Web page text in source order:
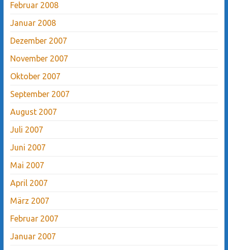
Februar 2008
Januar 2008
Dezember 2007
November 2007
Oktober 2007
September 2007
August 2007
Juli 2007
Juni 2007
Mai 2007
April 2007
März 2007
Februar 2007
Januar 2007